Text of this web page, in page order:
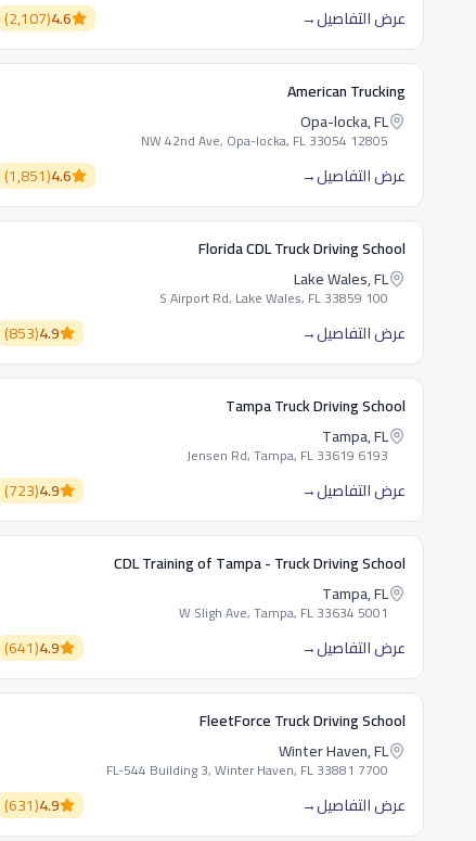
عرض التفاصيل→
4.6
(
2,107
)
American Trucking
Opa-locka, FL
12805 NW 42nd Ave, Opa-locka, FL 33054
عرض التفاصيل→
4.6
(
1,851
)
Florida CDL Truck Driving School
Lake Wales, FL
100 S Airport Rd, Lake Wales, FL 33859
عرض التفاصيل→
4.9
(
853
)
Tampa Truck Driving School
Tampa, FL
6193 Jensen Rd, Tampa, FL 33619
عرض التفاصيل→
4.9
(
723
)
CDL Training of Tampa - Truck Driving School
Tampa, FL
5001 W Sligh Ave, Tampa, FL 33634
عرض التفاصيل→
4.9
(
641
)
FleetForce Truck Driving School
Winter Haven, FL
7700 FL-544 Building 3, Winter Haven, FL 33881
عرض التفاصيل→
4.9
(
631
)